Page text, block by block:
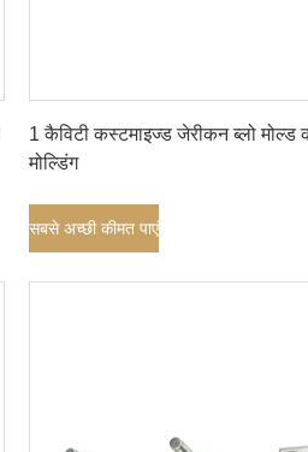
1 कैविटी कस्टमाइज्ड जेरीकन ब्लो
मोल्डिंग
सबसे अच्छी कीमत पाएं